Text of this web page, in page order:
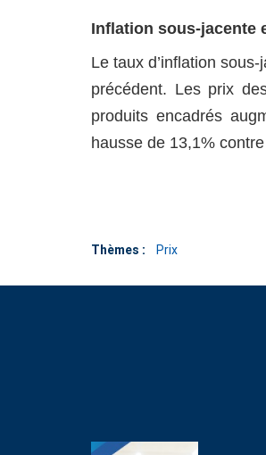
Inflation sous-jacente
Le taux d’inflation
précédent. Les prix
produits encadrés
hausse de 13,1%
Thèmes : Prix